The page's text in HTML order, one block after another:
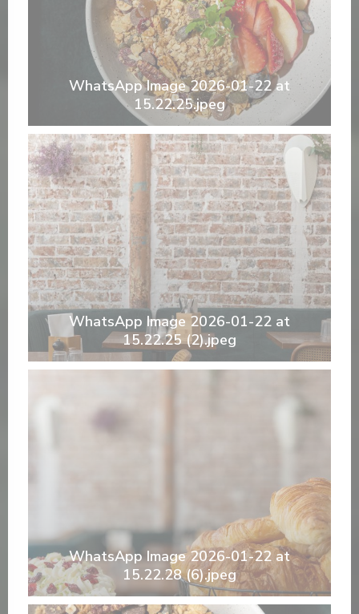
WhatsApp Image 2026-01-22 at
15.22.25.jpeg
WhatsApp Image 2026-01-22 at
15.22.25 (2).jpeg
WhatsApp Image 2026-01-22 at
15.22.28 (6).jpeg